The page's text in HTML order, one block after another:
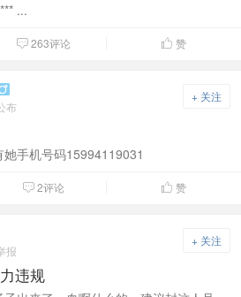
...
 263评论  赞
+ 关注
布
手机号码15994119031
 2评论  赞
+ 关注
报
违规